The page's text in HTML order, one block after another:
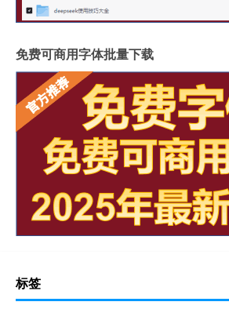
免费可商用字体批量下载
标签